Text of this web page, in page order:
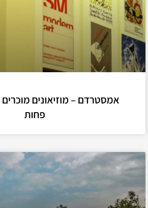
אמסטרדם – מוזיאונים מוכרים
פחות